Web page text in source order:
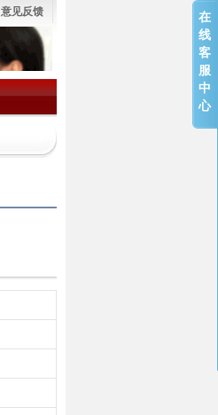
意见反馈
在
线
客
服
中
心